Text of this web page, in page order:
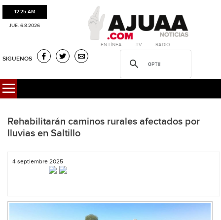
12:25 AM
JUE. 6.8.2026
·EN LÍNEA. ·T.V. ·RADIO
SIGUENOS
Rehabilitarán caminos rurales afectados por
lluvias en Saltillo
4 septiembre 2025